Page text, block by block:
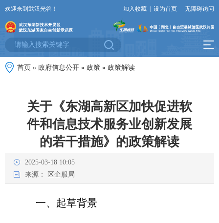
欢迎来到武汉光谷！ 加入收藏 设为首页 无障碍访问
首页 » 政府信息公开 » 政策 » 政策解读
关于《东湖高新区加快促进软
件和信息技术服务业创新发展
的若干措施》的政策解读
2025-03-18 10:05
来源：
区企服局
一、起草背景